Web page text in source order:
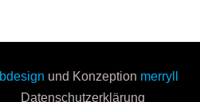
und Konzeption merryll
Datenschutzerklärung